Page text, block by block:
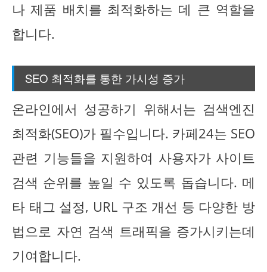
나 제품 배치를 최적화하는 데 큰 역할을
합니다.
SEO 최적화를 통한 가시성 증가
온라인에서 성공하기 위해서는 검색엔진
최적화(SEO)가 필수입니다. 카페24는 SEO
관련 기능들을 지원하여 사용자가 사이트
검색 순위를 높일 수 있도록 돕습니다. 메
타 태그 설정, URL 구조 개선 등 다양한 방
법으로 자연 검색 트래픽을 증가시키는데
기여합니다.